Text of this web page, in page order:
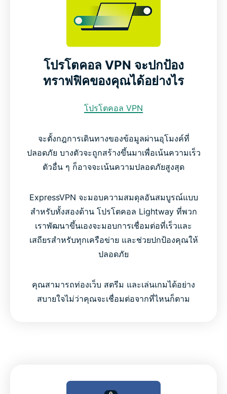
โปรโตคอล VPN จะปกป้อง
ทราฟฟิคของคุณได้อย่างไร
โปรโตคอล VPN
จะตั้งกฎการเดินทางของข้อมูลผ่านอุโมงค์ที่
ปลอดภัย บางตัวจะถูกสร้างขึ้นมาเพื่อเน้นความเร็ว
ตัวอื่น ๆ ก็อาจจะเน้นความปลอดภัยสูงสุด
ExpressVPN จะมอบความสมดุลอันสมบูรณ์แบบ
สำหรับทั้งสองด้าน โปรโตคอล Lightway ที่พวก
เราพัฒนาขึ้นเองจะมอบการเชื่อมต่อที่เร็วและ
เสถียรสำหรับทุกเครือข่าย และช่วยปกป้องคุณให้
ปลอดภัย
คุณสามารถท่องเว็บ สตรีม และเล่นเกมได้อย่าง
สบายใจไม่ว่าคุณจะเชื่อมต่อจากที่ไหนก็ตาม